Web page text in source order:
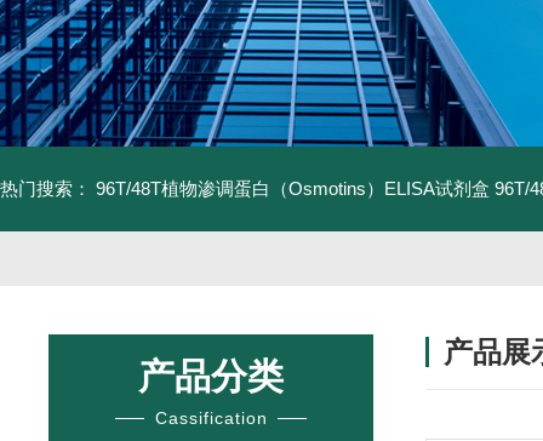
热门搜索： 96T/48T植物渗调蛋白（Osmotins）ELISA试剂盒 96T/
产品分类
Cassification
产品展